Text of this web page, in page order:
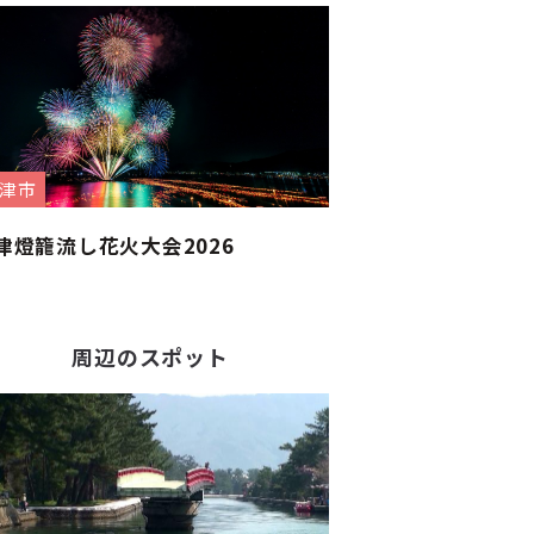
市
燈籠流し花火大会2026
周辺のスポット